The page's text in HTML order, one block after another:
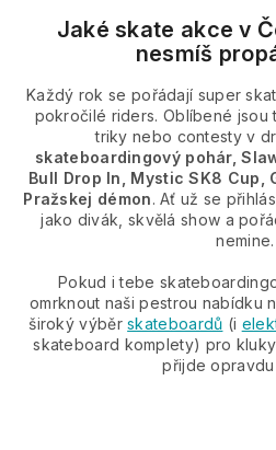
Jaké skate akce v
nesmíš
Každý rok se pořádají super
pokročilé riders. Oblíbené jsou
triky nebo contesty v
skateboardingový pohár,
Bull Drop In, Mystic SK8 Cup,
Pražskej démon. Ať už se
jako divák, skvělá show a
nemine.
Pokud i tebe
omrknout naši pestrou nabídku
široký výběrskateboardů (i
skateboard komplety) pro
přijde opravdu